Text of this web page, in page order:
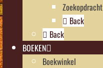
Zoekopdracht
Back
Back
BOEKEN
Boekwinkel